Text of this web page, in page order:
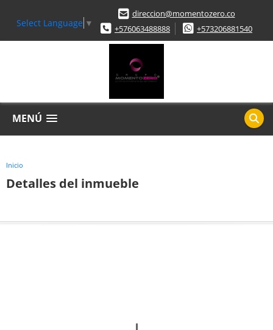
Select Language ▼
direccion@momentozero.co
+576063488888
+573206881540
MENÚ
Inicio
Detalles del inmueble